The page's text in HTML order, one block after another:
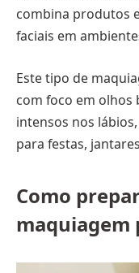
combina produtos
faciais em
Este tipo de
com foco em olhos
intensos nos
para festas,
Como
maquiagem